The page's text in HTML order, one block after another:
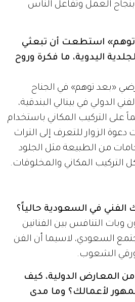
العمل وتفاعل الناس
استطعت أن تبعثي
اليدوية، ما فكرة وروح
«بعد توهم» في الجناح
الدولي في بينالي البندقية،
على التركيب المكاني باستخدام
دعوة الزوار للتعرف إلى التراث
من الطبيعة مثل الجلود
التركيب المكاني والمخلوقات.
الفني في السعودية حالياً؟
وبات التنافس بين الفنانين
السعودي، لاسيما أن الفن
الشعوب.
المعارض الدولية، كيف
لأعمالك؟ وما مدى